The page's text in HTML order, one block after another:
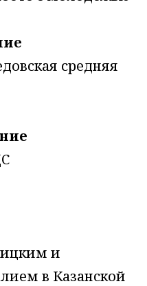
средняя
и
в Казанской